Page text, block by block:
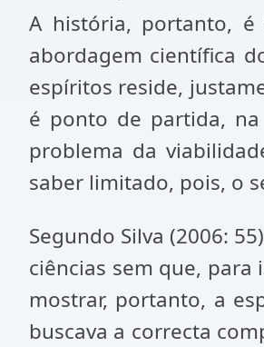
A história, portanto, é
abordagem científica
espíritos reside,
é ponto de partida,
problema da
saber limitado, pois, o
Segundo Silva (2006:
ciências sem que,
mostrar, portanto, a
buscava a correcta